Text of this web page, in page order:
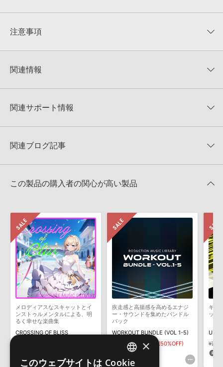
2:39 ¥3,300
4 ezoshika_0081
ブレイクビーツ、ダンス、CM、アクション、グラフ説明、テクノロジー、スポーツ、ドキュメンタリー、エネルギッシュ、メカニカル、エレクトロ、など。
2:49 ¥3,300
6 ezoshika_0083
2:47 ¥3,300
7 ezoshika_0107
CM、ブレイクビーツ、リズミカル、疾走感、など。
0:26
8 ezoshika_0212
★★★★★
★5
★4
★1
0%
注意事項
4GBを超えるデータに関するご注意：
KONTAKTフォーマットについて：
せんので、ご注意ください。また、Add Library機能による「ライブラリ・タブ」表示に
製品の購入手続き完了後、受注確認メールとシリアルナンバーをお知らせするメールの2
導入を行って下さい。
ダウンロード製品という性質上、一切の返品・返金はお受け付け致しかねます。
関連情報
EZOSHIKA LABEL 製品一覧
関連サポート情報
ユーザー使用許諾契約書）"が更新されました。
マークのついた情報は、該当する製品のご購入ユーザー様専用となって
おります。ご覧頂くには、該当する製品をご購入頂く必要がございます。
関連ブログ記事
SONICWIRE 2021年セールスランキング！～サンプルパック ＆
効果音／BGM編～
2021年12月28日 15:00
この製品の購入者の関心が高い製品
メロディアスなスキャットとイ
ンストゥルメンタルによる、明
るく幸せな楽曲集
CROSSING OF BLISS
疾走感と高揚感を高めるエナジ
ー・サウンドを集めたバンドル
パック
WORKOUT BUNDLE (VOL 1-5)
¥137,500
¥68,750(50%OFF)
3,437pt
ギタ
ップ
ENGLISH
×
このウェブサイトは Cookie